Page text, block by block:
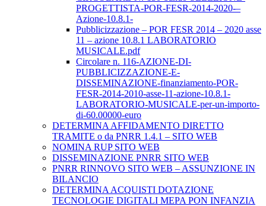
PROGETTISTA-POR-FESR-2014-2020-–
Azione-10.8.1-
Pubblicizzazione – POR FESR 2014 – 2020 asse
11 – azione 10.8.1 LABORATORIO
MUSICALE.pdf
Circolare n. 116-AZIONE-DI-
PUBBLICIZZAZIONE-E-
DISSEMINAZIONE-finanziamento-POR-
FESR-2014-2010-asse-11-azione-10.8.1-
LABORATORIO-MUSICALE-per-un-importo-
di-60.00000-euro
DETERMINA AFFIDAMENTO DIRETTO
TRAMITE o da PNRR 1.4.1 – SITO WEB
NOMINA RUP SITO WEB
DISSEMINAZIONE PNRR SITO WEB
PNRR RINNOVO SITO WEB – ASSUNZIONE IN
BILANCIO
DETERMINA ACQUISTI DOTAZIONE
TECNOLOGIE DIGITALI MEPA PON INFANZIA